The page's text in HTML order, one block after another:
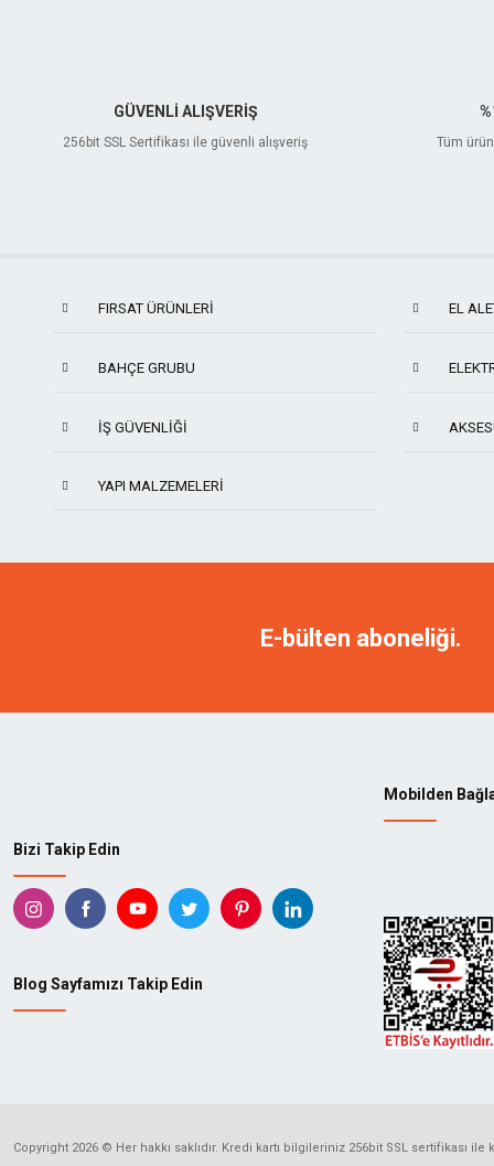
GÜVENLİ ALIŞVERİŞ
256bit SSL Sertifikası ile güvenli alışveriş Tüm
FIRSAT ÜRÜNLERİ EL
BAHÇE GRUBU
İŞ GÜVENLIĞI
YAPI MALZEMELERI
KING
AKÇALI AKS
ALF
ALTECO
ATG
E-bülten aboneliği.
Bizi Takip Edin
Blog Sayfamızı Takip Edin
Mobilden
Copyright 2026 © Her hakkı saklıdır. Kredi kartı bilgileriniz 256bit SSL sertifikası ile